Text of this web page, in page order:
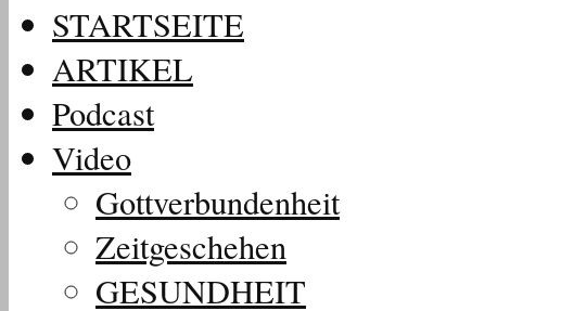
STARTSEITE
ARTIKEL
Podcast
Video
Gottverbundenheit
Zeitgeschehen
GESUNDHEIT